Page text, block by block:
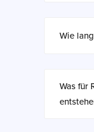
Wie
Was für